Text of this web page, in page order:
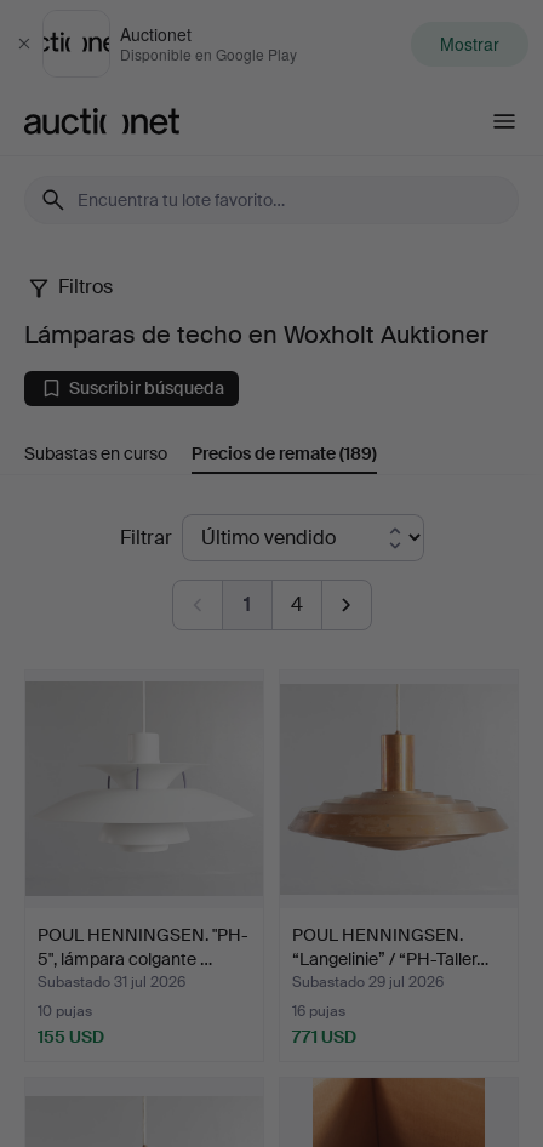
Cerrar
Auctionet
Disponible en Google Play Mostrar
Lámparas
de
techo
en
Woxholt
Auktioner
Filtros
Lámparas de techo en Woxholt Auktioner
Suscribir búsqueda
Subastas en curso Precios de remate(189)
Filtrar
1 4
POUL HENNINGSEN. "PH-
5", lámpara colgante …
Subastado 31 jul 2026
10 pujas
155 USD
POUL HENNINGSEN.
“Langelinie” / “PH-Taller…
Subastado 29 jul 2026
16 pujas
771 USD